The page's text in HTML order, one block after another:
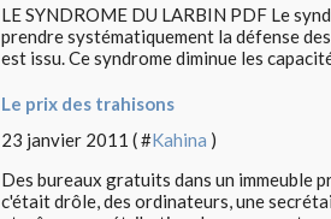
LE SYNDROME DU LARBIN PDF Le
prendre systématiquement la défense
est issu. Ce syndrome diminue les
Le prix des trahisons
23 janvier 2011 ( #Kahina )
Des bureaux gratuits dans un immeuble
c'était drôle, des ordinateurs, une